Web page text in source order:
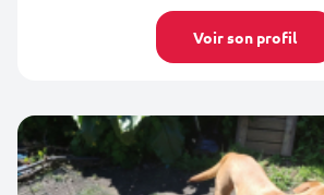
Voir son profil